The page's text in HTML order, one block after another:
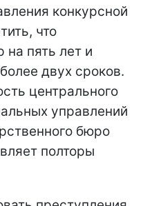
конкурсной
что
на пять лет и
двух сроков.
центрального
управлений
бюро
полторы